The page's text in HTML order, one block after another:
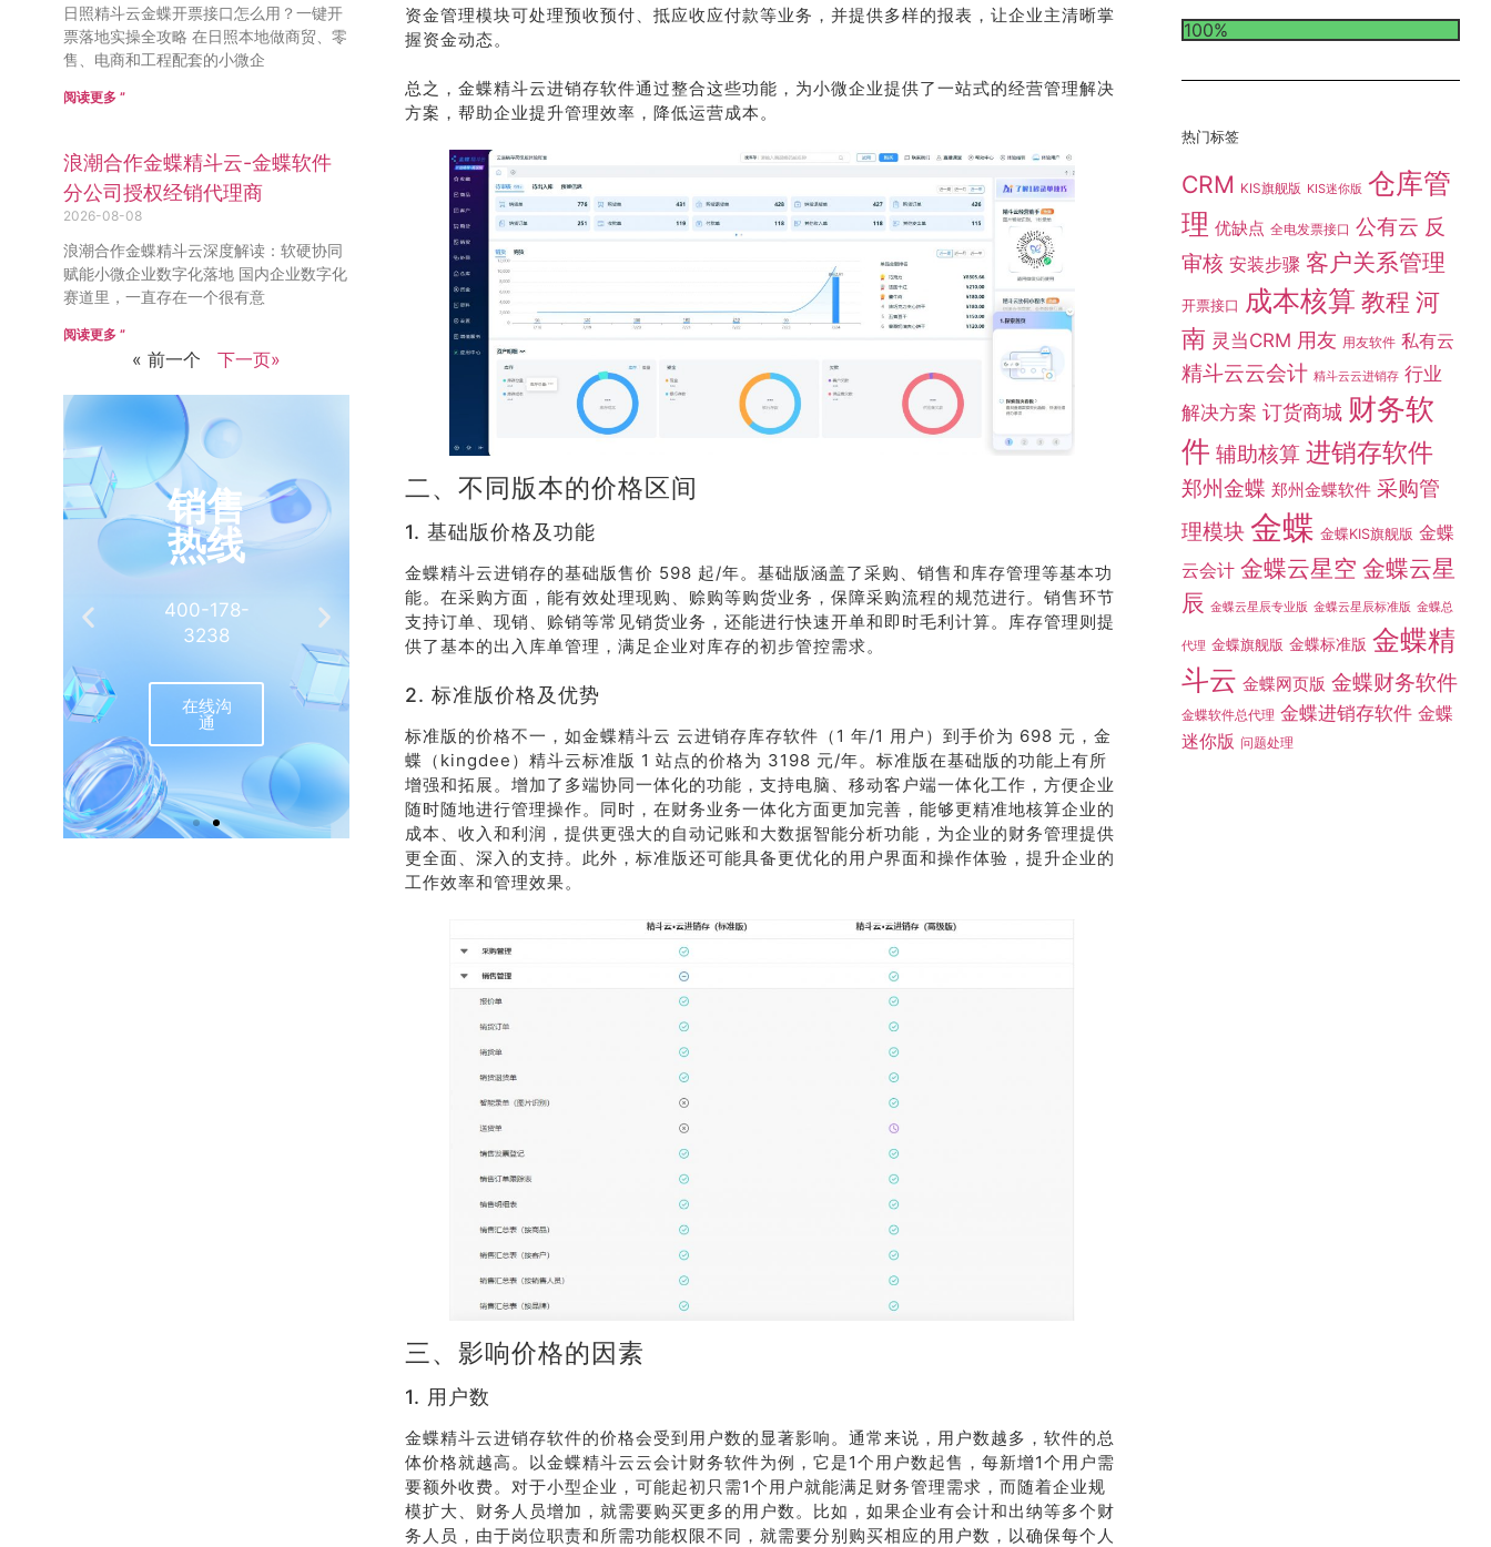
日照精斗云金蝶开票接口怎么用？一键开
票落地实操全攻略 在日照本地做商贸、零
售、电商和工程配套的小微企
阅读更多 ”
浪潮合作金蝶精斗云-金蝶软件
分公司授权经销代理商
2026-08-08
浪潮合作金蝶精斗云深度解读：软硬协同
赋能小微企业数字化落地 国内企业数字化
赛道里，一直存在一个很有意
阅读更多 ”
« 前一个 下一页»
销售
热线
400-178-
3238
在线沟
通
推荐
有礼
介绍客户豪礼
相送
联系我
们
400-178-
3238
资金管理模块可处理预收预付、抵应收应付款等业务，并提供多样的报表，让企业主清晰掌
握资金动态。
总之，金蝶精斗云进销存软件通过整合这些功能，为小微企业提供了一站式的经营管理解决
方案，帮助企业提升管理效率，降低运营成本。
二、不同版本的价格区间
1. 基础版价格及功能
金蝶精斗云进销存的基础版售价 598 起/年。基础版涵盖了采购、销售和库存管理等基本功
能。在采购方面，能有效处理现购、赊购等购货业务，保障采购流程的规范进行。销售环节
支持订单、现销、赊销等常见销货业务，还能进行快速开单和即时毛利计算。库存管理则提
供了基本的出入库单管理，满足企业对库存的初步管控需求。
2. 标准版价格及优势
标准版的价格不一，如金蝶精斗云 云进销存库存软件（1 年/1 用户）到手价为 698 元，金
蝶（kingdee）精斗云标准版 1 站点的价格为 3198 元/年。标准版在基础版的功能上有所
增强和拓展。增加了多端协同一体化的功能，支持电脑、移动客户端一体化工作，方便企业
随时随地进行管理操作。同时，在财务业务一体化方面更加完善，能够更精准地核算企业的
成本、收入和利润，提供更强大的自动记账和大数据智能分析功能，为企业的财务管理提供
更全面、深入的支持。此外，标准版还可能具备更优化的用户界面和操作体验，提升企业的
工作效率和管理效果。
三、影响价格的因素
1. 用户数
金蝶精斗云进销存软件的价格会受到用户数的显著影响。通常来说，用户数越多，软件的总
体价格就越高。以金蝶精斗云云会计财务软件为例，它是1个用户数起售，每新增1个用户需
要额外收费。对于小型企业，可能起初只需1个用户就能满足财务管理需求，而随着企业规
模扩大、财务人员增加，就需要购买更多的用户数。比如，如果企业有会计和出纳等多个财
务人员，由于岗位职责和所需功能权限不同，就需要分别购买相应的用户数，以确保每个人
100%
热门标签
CRM KIS旗舰版 KIS迷你版 仓库管
理 优缺点 全电发票接口 公有云 反
审核 安装步骤 客户关系管理
开票接口 成本核算 教程 河
南 灵当CRM 用友 用友软件 私有云
精斗云云会计 精斗云云进销存 行业
解决方案 订货商城 财务软
件 辅助核算 进销存软件
郑州金蝶 郑州金蝶软件 采购管
理模块 金蝶 金蝶KIS旗舰版 金蝶
云会计 金蝶云星空 金蝶云星
辰 金蝶云星辰专业版 金蝶云星辰标准版 金蝶总
代理 金蝶旗舰版 金蝶标准版 金蝶精
斗云 金蝶网页版 金蝶财务软件
金蝶软件总代理 金蝶进销存软件 金蝶
迷你版 问题处理